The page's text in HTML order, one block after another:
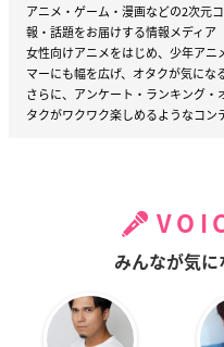
アニメ・ゲーム・漫画などの2次元
報・話題をお届けする情報メディア
女性向けアニメをはじめ、少年ア
マーにも幅を広げ、オタクが気にな
さらに、アンケート・ランキング
タクがワクワク楽しめるようなコン
みんなが気に